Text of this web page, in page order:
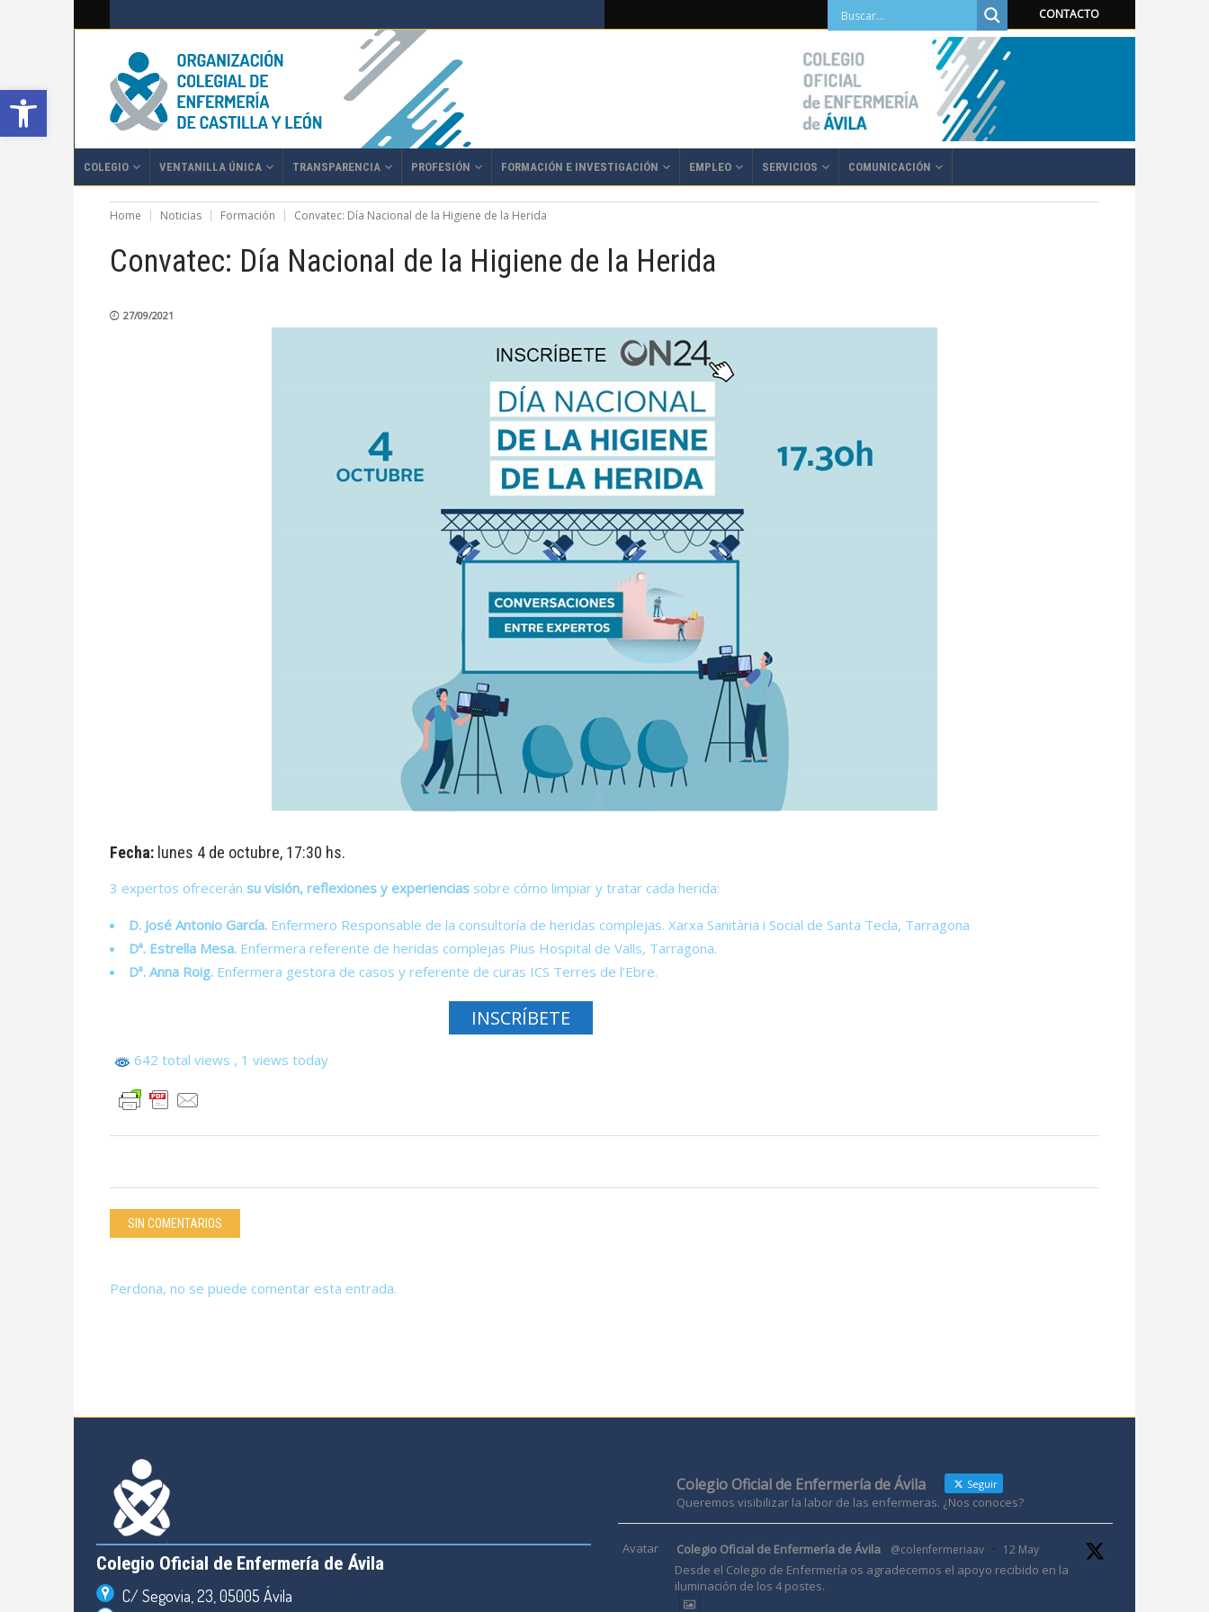
Abrir barra de herramientas
CONTACTO
COLEGIO VENTANILLA ÚNICA TRANSPARENCIA PROFESIÓN FORMACIÓN E INVESTIGACIÓN EMPLEO SERVICIOS COMUNICACIÓN
Home Noticias Formación Convatec: Día Nacional de la Higiene de la Herida
Convatec: Día Nacional de la Higiene de la Herida
27/09/2021
Fecha: lunes 4 de octubre, 17:30 hs.
3 expertos ofrecerán su visión, reflexiones y experiencias sobre cómo limpiar y tratar cada herida:
D. José Antonio García. Enfermero Responsable de la consultoría de heridas complejas. Xarxa Sanitària i Social de Santa Tecla, Tarragona
Dª. Estrella Mesa. Enfermera referente de heridas complejas Pius Hospital de Valls, Tarragona.
Dª. Anna Roig. Enfermera gestora de casos y referente de curas ICS Terres de l’Ebre.
INSCRÍBETE
642 total views , 1 views today
SIN COMENTARIOS
Perdona, no se puede comentar esta entrada.
Colegio Oficial de Enfermería de Ávila
C/ Segovia, 23, 05005 Ávila
Colegio Oficial de Enfermería de Ávila Seguir
Queremos visibilizar la labor de las enfermeras. ¿Nos conoces?
Avatar Colegio Oficial de Enfermería de Ávila @colenfermeriaav · 12 May
Desde el Colegio de Enfermería os agradecemos el apoyo recibido en la
iluminación de los 4 postes.